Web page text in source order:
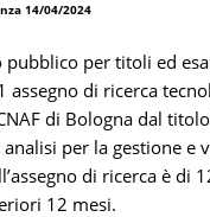
14/04/2024
pubblico per titoli ed
di ricerca
di Bologna dal
per la gestione e
di ricerca è di
12 mesi.